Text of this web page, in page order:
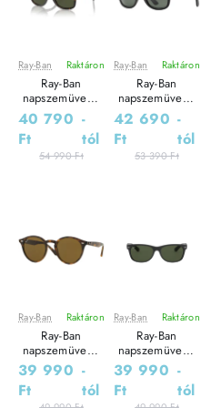
Leárazás
Ray-Ban Raktáron
Ray-Ban
napszemüveg -
WAYFARER -
TORTOISE /
CRYSTAL
GREEN
40 790
Ft
-
tól
54 990 Ft
Leárazás
Ray-Ban Raktáron
Ray-Ban
napszemüveg -
WAYFARER -
BLACK /
CRYSTAL
GREEN
42 690
Ft
-
tól
53 390 Ft
Leárazás
Ray-Ban Raktáron
Ray-Ban
napszemüveg -
RB2180 - DARK
HAVANA /
DARK BROWN
39 990
Ft
-
tól
Leárazás
Ray-Ban Raktáron
Ray-Ban
napszemüveg -
NEW
WAYFARER -
TOP RUBBER
39 990
Ft
-
tól